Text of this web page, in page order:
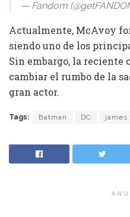
— Fandom
Actualmente, McAvoy
siendo uno de los
Sin embargo, la reciente
cambiar el rumbo de la
gran actor.
Tags: Batman DC james